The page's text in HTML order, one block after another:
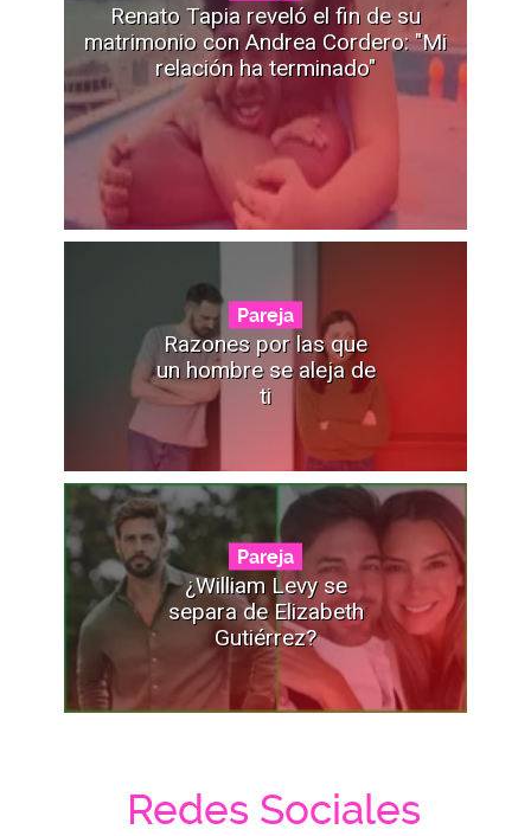
Renato Tapia reveló el fin de su
matrimonio con Andrea Cordero: "Mi
relación ha terminado"
Pareja
Razones por las que
un hombre se aleja de
ti
Pareja
¿William Levy se
separa de Elizabeth
Gutiérrez?
Redes Sociales